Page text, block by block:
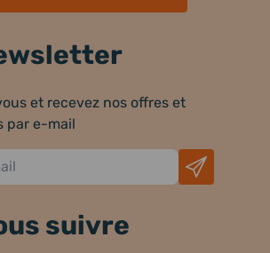
et recevez nos offres et
par e-mail
suivre